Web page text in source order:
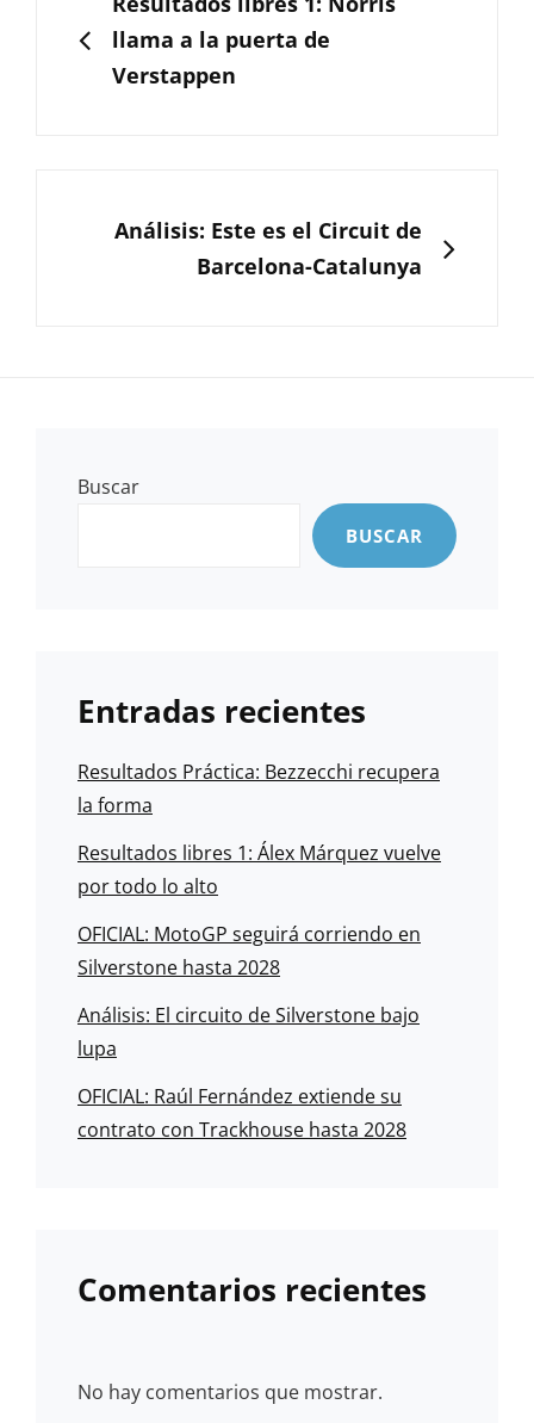
entradasllama a la puerta de
Verstappen
SIGUIENTE
Análisis: Este es el Circuit de
Barcelona-Catalunya
Buscar
BUSCAR
Entradas recientes
Resultados Práctica: Bezzecchi recupera
la forma
Resultados libres 1: Álex Márquez vuelve
por todo lo alto
OFICIAL: MotoGP seguirá corriendo en
Silverstone hasta 2028
Análisis: El circuito de Silverstone bajo
lupa
OFICIAL: Raúl Fernández extiende su
contrato con Trackhouse hasta 2028
Comentarios recientes
No hay comentarios que mostrar.